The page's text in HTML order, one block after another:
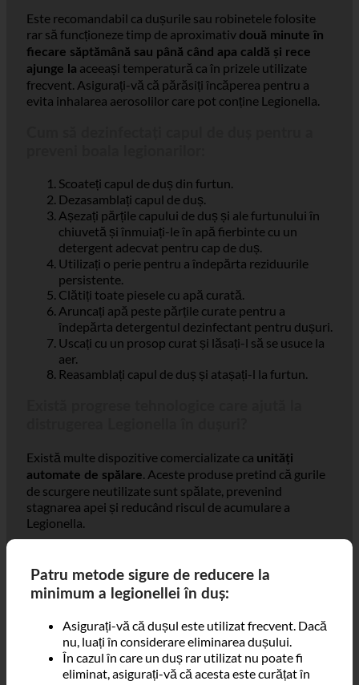
Este recomandabil ca dușurile sau robinetele folosite
rar să funcționeze timp de aproximativ două minute în
fiecare săptămână sau până când apa caldă și rece
ajunge la aceeași temperatură ca în prizele utilizate
frecvent. Asigurați-vă că părăsiți încăperea pentru a
Scoateți capul de duș din furtun.
Dezasamblați capul de duș.
Așezați părțile capului de duș și ale furtunului în
chiuvetă și înmuiați-le în apă fierbinte cu un
detergent adecvat pentru cap de duș.
Utilizați o perie pentru a îndepărta reziduurile
persistente.
Clătiți toate piesele cu apă curată.
Aruncați apă peste părțile curate pentru a
îndepărta detergentul dezinfectant pentru dușuri.
Uscați cu un prosop curat și lăsați-l să se usuce la
aer.
Există multe dispozitive comercializate caunități
automate de spălare. Aceste produse pretind că gurile
de scurgere neutilizate sunt spălate, prevenind
stagnarea apei și reducând riscul de acumulare a
Legionella.
Patru metode sigure de reducere la
Asigurați-vă că dușul este utilizat frecvent. Dacă
nu, luați în considerare eliminarea dușului.
În cazul în care un duș rar utilizat nu poate fi